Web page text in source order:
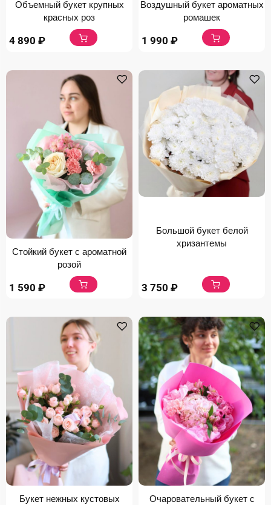
Объемный букет крупных
красных роз
4 890 ₽
Воздушный букет ароматных
ромашек
1 990 ₽
Стойкий букет с ароматной
розой
1 590 ₽
Большой букет белой
хризантемы
3 750 ₽
Букет нежных кустовых
Очаровательный букет с